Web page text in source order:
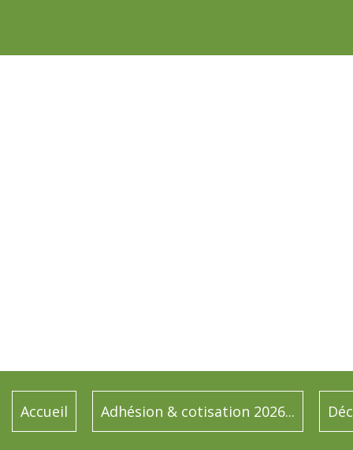
Accueil Adhésion & cotisation 2026...